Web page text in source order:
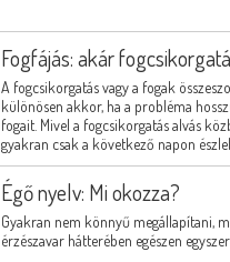
Fogfájás: akár
A fogcsikorgatás vagy a fogak
különösen akkor, ha a probléma
fogait. Mivel a fogcsikorgatás alvás
gyakran csak a következő napon
Égő nyelv: Mi okozza?
Gyakran nem könnyű megállapítani,
érzészavar hátterében egészen